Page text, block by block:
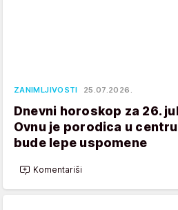
ZANIMLJIVOSTI 25.07.2026.
Dnevni horoskop za 26.
Ovnu je porodica u
bude lepe uspomene
Komentariši